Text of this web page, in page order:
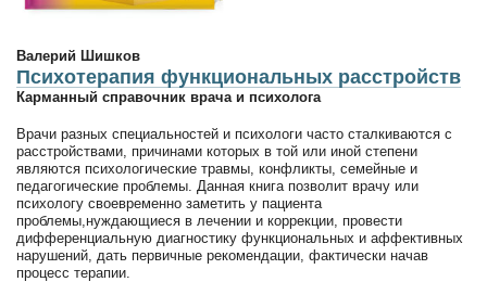
Валерий Шишков
Психотерапия функциональных расстройств
Карманный справочник врача и психолога
Врачи разных специальностей и психологи часто сталкиваются с
расстройствами, причинами которых в той или иной степени
являются психологические травмы, конфликты, семейные и
педагогические проблемы. Данная книга позволит врачу или
психологу своевременно заметить у пациента
проблемы,нуждающиеся в лечении и коррекции, провести
дифференциальную диагностику функциональных и аффективных
нарушений, дать первичные рекомендации, фактически начав
процесс терапии.